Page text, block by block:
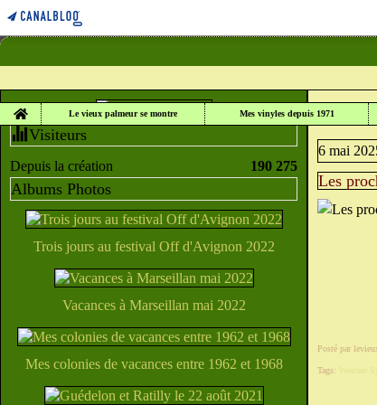
Home
Le vieux palmeur se montre Mes vinyles depuis 1971
Visiteurs
Depuis la création 190 275
Albums Photos
Trois jours au festival Off d'Avignon 2022
Vacances à Marseillan mai 2022
Mes colonies de vacances entre 1962 et 1968
LE VIEUX
6 mai
Les
Posté par
Tags: Weather